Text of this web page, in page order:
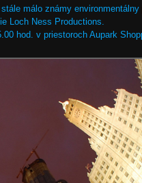
málo známy environmentálny
Loch Ness Productions.
hod. v priestoroch Aupark